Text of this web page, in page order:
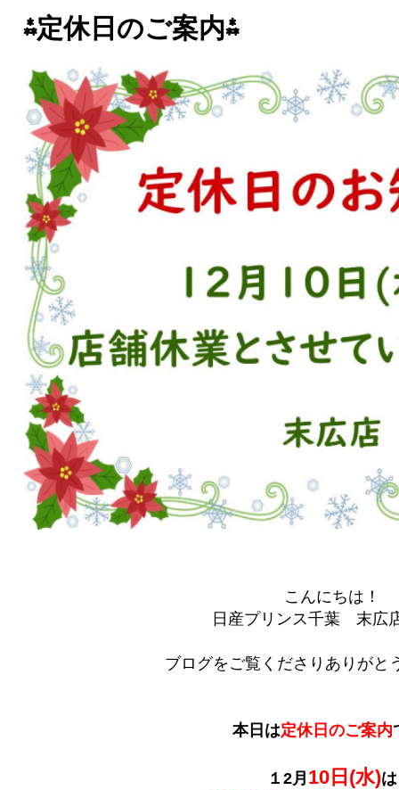
⁂定休日のご案内⁂
こんにちは！
日産プリンス千葉 末広
ブログをご覧くださりありがと
本日は定休日のご案内
１2月 10日(水)は